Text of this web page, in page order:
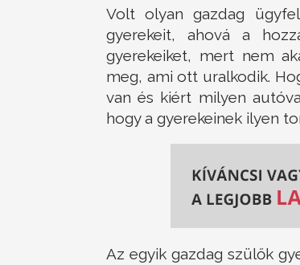
Volt olyan gazdag
gyerekeit, ahová a
gyerekeiket, mert nem
meg, ami ott uralkodik.
van és kiért milyen
hogy a gyerekeinek ilyen
Az egyik gazdag szülők